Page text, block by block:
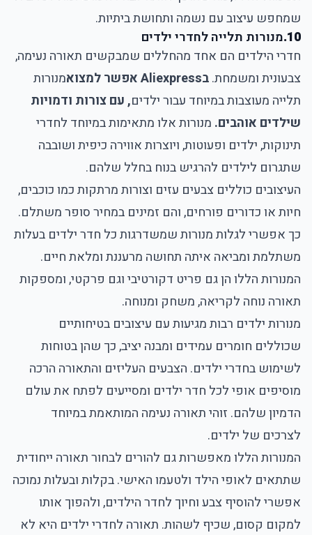
שמחפש עיצוב עם נשמה ותחושת ביתיות.
10. מנורות תלייה לחדרי ילדים
חדרי הילדים הם אחד מהחללים שמבקשים תאורה נעימה,
צבעונית ומשמחת.בAliexpress אפשר למצוא
מנורות
תלייה מעוצבות במיוחד עבור ילדים, עם צורות ודמויות
שילדים אוהבים. מנורות אלו מתאימות במיוחד לחדרי
תינוקות, ילדים ופעוטות, ויוצרות אווירה כיפית ושובבה
שתגרום לילדים להרגיש בנוח בחלל שלהם.
העיצובים כוללים צבעים עזים וצורות מרתקות כמו כוכבים,
חיות או כדורים פורחים, והם זמינים במחיר סופר משתלם.
כך אפשרי לגלות מנורות שמשדרגות כל חדר ילדים בעלות
משתלמת ומביאה איתה תחושה מרעננת ומלאת חיים.
המנורות הללו הן גם פריט דקורטיבי וגם פרקטי, ומספקות
תאורה נוחה לקריאה, משחק ומנוחה.
מנורות ילדים רבות מגיעות עם עיצובים בטיחותיים
שכוללים חומרים עמידים ומבנה יציב, כך שהן בטוחות
לשימוש בחדרי ילדים. הצבעים העליזים והתאורה הרכה
מוסיפים אופי לכל חדר ילדים ומסייעים לפתח את עולם
הדמיון שלהם. זוהי תאורה נעימה המותאמת במיוחד
לצרכים של ילדים.
המנורות הללו מאפשרות גם להורים לבחור תאורה ייחודית
שתתאים לאופי הילד ולטעמו האישי. בקלות ובעלות נמוכה
אפשרי להוסיף צבע וחיוך לחדר הילדים, ולהפוך אותו
למקום קסום, שכיף לשהות. תאורה לחדרי ילדים היא לא